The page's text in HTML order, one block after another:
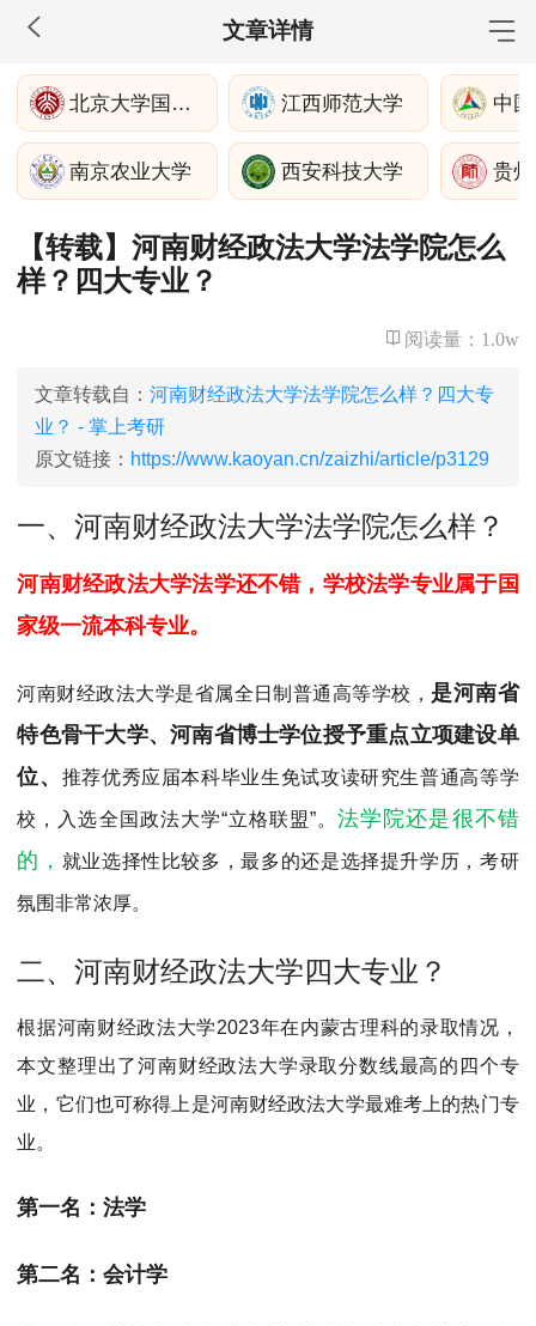
文章详情
MBA工商管理
院校库 考试报名 招生政策 学制学费
报名流程
考试真题
报考经验 招生简章
MEM工程管理
院校库 考试报名 招生政策
MPA公共管理
院校库 考试报名
MPAcc会计专硕
院校库 考试报名 招生政策 学制学费
报名流程
考试真题
报考经验
MTA旅游管理
院校库 考试报名 招生政策 学制学费
报名流程
考试真题
报考经验 招生简章
北京大学国家发展研究院 江西师范大学 中
南京农业大学 西安科技大学 贵
【转载】河南财经政法大学法学院怎么
样？四大专业？
阅读量： 1.0w
文章转载自： 河南财经政法大学法学院怎么样？四大专
业？ - 掌上考研
原文链接： https://www.kaoyan.cn/zaizhi/article/p3129
一、河南财经政法大学法学院怎么样？
河南财经政法大学法学还不错，学校法学专业属于国
家级一流本科专业。
河南财经政法大学是省属全日制普通高等学校， 是河南省
特色骨干大学、河南省博士学位授予重点立项建设单
位、
推荐优秀应届本科毕业生免试攻读研究生普通高等学
校，入选全国政法大学“立格联盟”。法学院还是很不错
的， 就业选择性比较多，最多的还是选择提升学历，考研
氛围非常浓厚。
二、河南财经政法大学四大专业？
根据河南财经政法大学2023年在内蒙古理科的录取情况，
本文整理出了河南财经政法大学录取分数线最高的四个专
业，它们也可称得上是河南财经政法大学最难考上的热门专
业。
第一名：法学
第二名：会计学